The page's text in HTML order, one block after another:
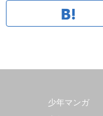
少年マンガ